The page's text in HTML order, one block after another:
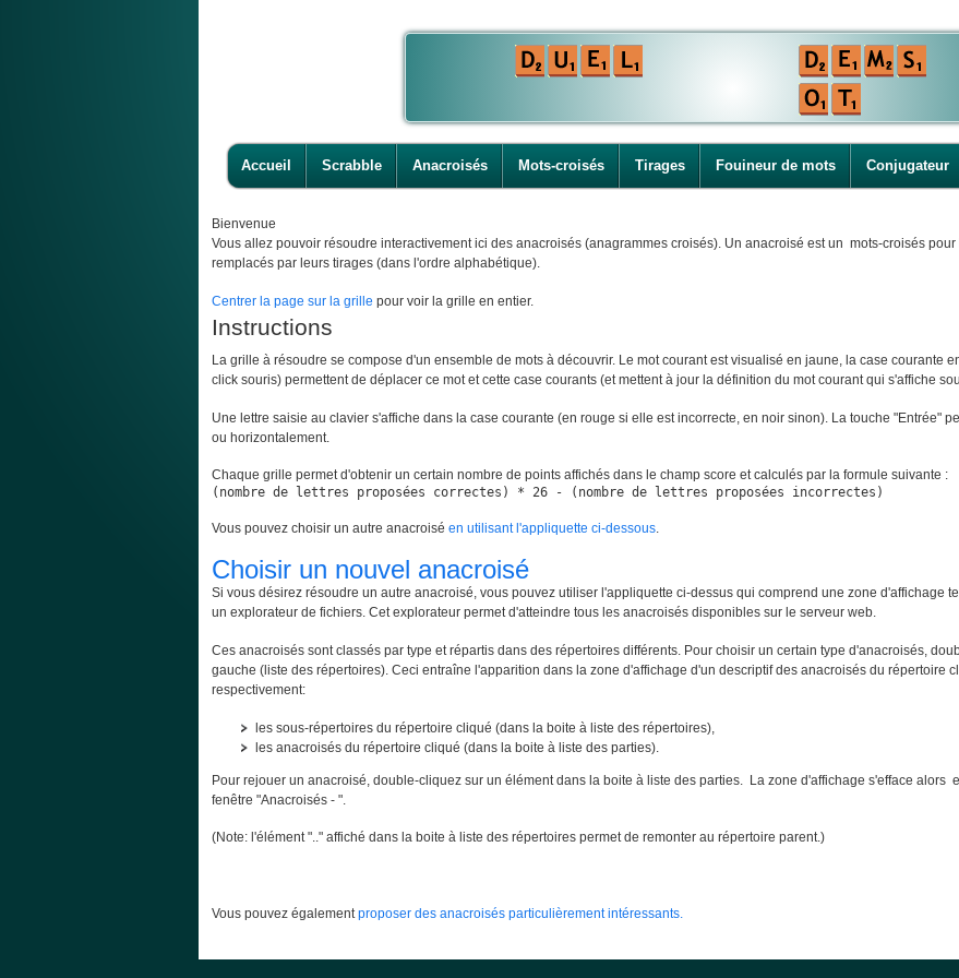
Accueil Scrabble Anacroisés Mots-croisés Tirages Fouineur de mots Conjugateur
Bienvenue
Vous allez pouvoir résoudre interactivement ici des anacroisés (anagrammes croisés). Un anacroisé est un mots-croisés
remplacés par leurs tirages (dans l'ordre alphabétique).
Centrer la page sur la grille pour voir la grille en entier.
Instructions
La grille à résoudre se compose d'un ensemble de mots à découvrir. Le mot courant est visualisé en jaune, la case courante
click souris) permettent de déplacer ce mot et cette case courants (et mettent à jour la définition du mot courant qui s'affiche
Une lettre saisie au clavier s'affiche dans la case courante (en rouge si elle est incorrecte, en noir sinon). La touche "Entrée"
ou horizontalement.
Chaque grille permet d'obtenir un certain nombre de points affichés dans le champ score et calculés par la formule suivante :
(nombre de lettres proposées correctes) * 26 - (nombre de lettres proposées incorrectes)
Vous pouvez choisir un autre anacroisé en utilisant l'appliquette ci-dessous.
Choisir un nouvel anacroisé
Si vous désirez résoudre un autre anacroisé, vous pouvez utiliser l'appliquette ci-dessus qui comprend une zone d'affichage
un explorateur de fichiers. Cet explorateur permet d'atteindre tous les anacroisés disponibles sur le serveur web.
Ces anacroisés sont classés par type et répartis dans des répertoires différents. Pour choisir un certain type d'anacroisés,
gauche (liste des répertoires). Ceci entraîne l'apparition dans la zone d'affichage d'un descriptif des anacroisés du répertoire
respectivement:
les sous-répertoires du répertoire cliqué (dans la boite à liste des répertoires),
les anacroisés du répertoire cliqué (dans la boite à liste des parties).
Pour rejouer un anacroisé, double-cliquez sur un élément dans la boite à liste des parties. La zone d'affichage s'efface alors
fenêtre "Anacroisés - ".
(Note: l'élément ".." affiché dans la boite à liste des répertoires permet de remonter au répertoire parent.)
Vous pouvez égalementproposer des anacroisés particulièrement intéressants.